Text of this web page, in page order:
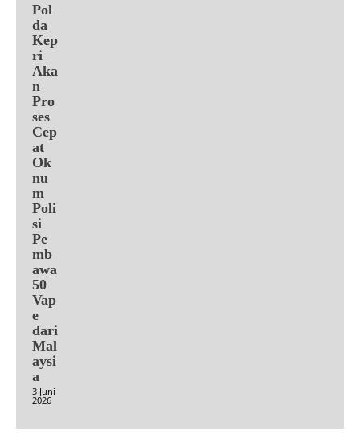
Pol
da
Kep
ri
Aka
n
Pro
ses
Cep
at
Ok
nu
m
Poli
si
Pe
mb
awa
50
Vap
e
dari
Mal
aysi
a
3 Juni
2026